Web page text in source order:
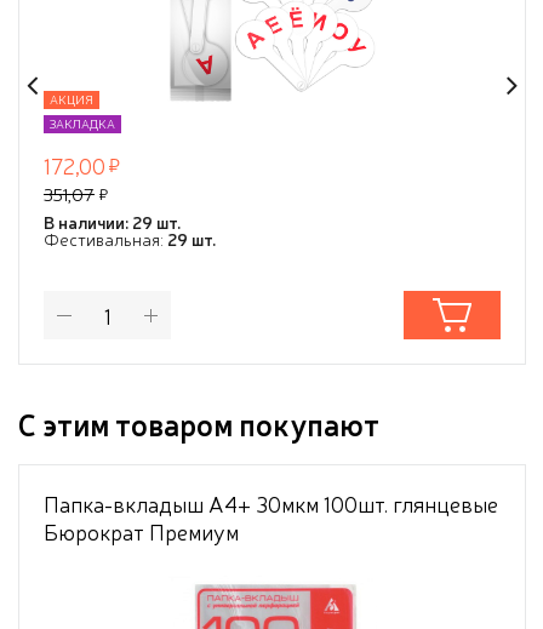
АКЦИЯ
ЗАКЛАДКА
172,00
351,07
В наличии: 29 шт.
Фестивальная: 29 шт.
С этим товаром покупают
Папка-вкладыш А4+ 30мкм 100шт. глянцевые
Бюрократ Премиум